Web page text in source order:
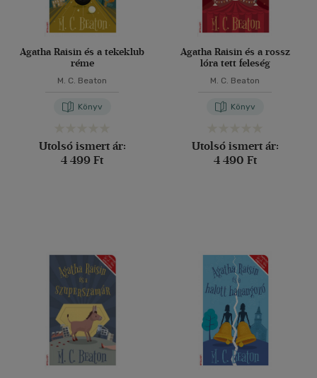
Agatha Raisin és a tekeklub
réme
M. C. Beaton
Könyv
Utolsó ismert ár:
4 499 Ft
Agatha Raisin és a rossz
lóra tett feleség
M. C. Beaton
Könyv
Utolsó ismert ár:
4 490 Ft